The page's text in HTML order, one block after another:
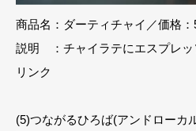
商品名：ダーティチャイ／価格：
説明 ：チャイラテにエスプレッ
リンク
(5)つながるひろば(アンドローカ